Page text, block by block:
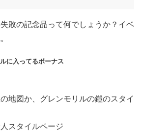
敗の記念品って何でしょうか？イベ
に入ってるボーナス
地図か、グレンモリルの鎧のスタイ
スタイルページ